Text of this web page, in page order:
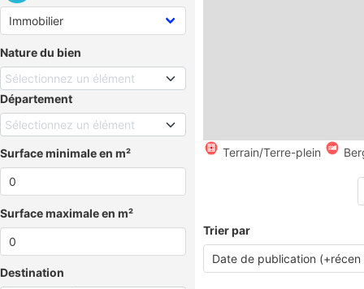
Nature du bien
Sélectionnez un élément
Département
Sélectionnez un élément
Surface minimale en m²
Surface maximale en m²
Destination
Terrain/Terre-plein
Trier par